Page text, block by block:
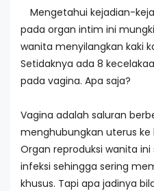
Mengetahui kejadian-
pada organ intim ini
wanita menyilangkan kaki
Setidaknya ada 8
pada vagina. Apa saja?
Vagina adalah saluran
menghubungkan uterus
Organ reproduksi wanita
infeksi sehingga sering
khusus. Tapi apa jadinya